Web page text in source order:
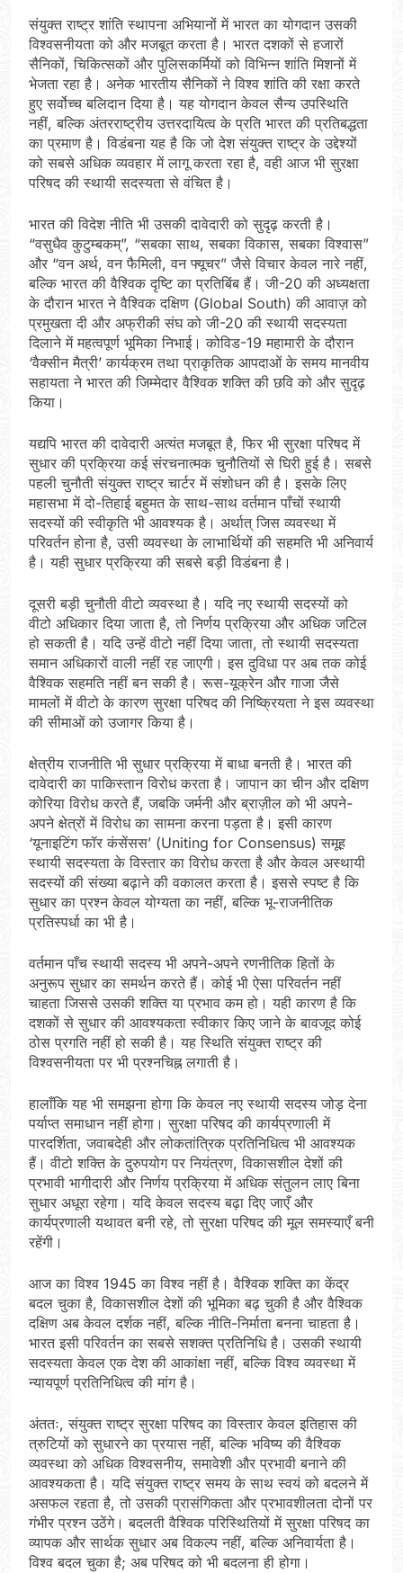
संयुक्त राष्ट्र शांति स्थापना अभियानों में भारत का योगदान उसकी
विश्वसनीयता को और मजबूत करता है। भारत दशकों से हजारों
सैनिकों, चिकित्सकों और पुलिसकर्मियों को विभिन्न शांति मिशनों में
भेजता रहा है। अनेक भारतीय सैनिकों ने विश्व शांति की रक्षा करते
हुए सर्वोच्च बलिदान दिया है। यह योगदान केवल सैन्य उपस्थिति
नहीं, बल्कि अंतरराष्ट्रीय उत्तरदायित्व के प्रति भारत की प्रतिबद्धता
का प्रमाण है। विडंबना यह है कि जो देश संयुक्त राष्ट्र के उद्देश्यों
को सबसे अधिक व्यवहार में लागू करता रहा है, वही आज भी सुरक्षा
परिषद की स्थायी सदस्यता से वंचित है।
भारत की विदेश नीति भी उसकी दावेदारी को सुदृढ़ करती है।
“वसुधैव कुटुम्बकम्”, “सबका साथ, सबका विकास, सबका विश्वास”
और “वन अर्थ, वन फैमिली, वन फ्यूचर” जैसे विचार केवल नारे नहीं,
बल्कि भारत की वैश्विक दृष्टि का प्रतिबिंब हैं। जी-20 की अध्यक्षता
के दौरान भारत ने वैश्विक दक्षिण (Global South) की आवाज़ को
प्रमुखता दी और अफ्रीकी संघ को जी-20 की स्थायी सदस्यता
दिलाने में महत्वपूर्ण भूमिका निभाई। कोविड-19 महामारी के दौरान
‘वैक्सीन मैत्री’ कार्यक्रम तथा प्राकृतिक आपदाओं के समय मानवीय
सहायता ने भारत की जिम्मेदार वैश्विक शक्ति की छवि को और सुदृढ़
किया।
यद्यपि भारत की दावेदारी अत्यंत मजबूत है, फिर भी सुरक्षा परिषद में
सुधार की प्रक्रिया कई संरचनात्मक चुनौतियों से घिरी हुई है। सबसे
पहली चुनौती संयुक्त राष्ट्र चार्टर में संशोधन की है। इसके लिए
महासभा में दो-तिहाई बहुमत के साथ-साथ वर्तमान पाँचों स्थायी
सदस्यों की स्वीकृति भी आवश्यक है। अर्थात् जिस व्यवस्था में
परिवर्तन होना है, उसी व्यवस्था के लाभार्थियों की सहमति भी अनिवार्य
है। यही सुधार प्रक्रिया की सबसे बड़ी विडंबना है।
दूसरी बड़ी चुनौती वीटो व्यवस्था है। यदि नए स्थायी सदस्यों को
वीटो अधिकार दिया जाता है, तो निर्णय प्रक्रिया और अधिक जटिल
हो सकती है। यदि उन्हें वीटो नहीं दिया जाता, तो स्थायी सदस्यता
समान अधिकारों वाली नहीं रह जाएगी। इस दुविधा पर अब तक कोई
वैश्विक सहमति नहीं बन सकी है। रूस-यूक्रेन और गाजा जैसे
मामलों में वीटो के कारण सुरक्षा परिषद की निष्क्रियता ने इस व्यवस्था
की सीमाओं को उजागर किया है।
क्षेत्रीय राजनीति भी सुधार प्रक्रिया में बाधा बनती है। भारत की
दावेदारी का पाकिस्तान विरोध करता है। जापान का चीन और दक्षिण
कोरिया विरोध करते हैं, जबकि जर्मनी और ब्राज़ील को भी अपने-
अपने क्षेत्रों में विरोध का सामना करना पड़ता है। इसी कारण
‘यूनाइटिंग फॉर कंसेंसस’ (Uniting for Consensus) समूह
स्थायी सदस्यता के विस्तार का विरोध करता है और केवल अस्थायी
सदस्यों की संख्या बढ़ाने की वकालत करता है। इससे स्पष्ट है कि
सुधार का प्रश्न केवल योग्यता का नहीं, बल्कि भू-राजनीतिक
प्रतिस्पर्धा का भी है।
वर्तमान पाँच स्थायी सदस्य भी अपने-अपने रणनीतिक हितों के
अनुरूप सुधार का समर्थन करते हैं। कोई भी ऐसा परिवर्तन नहीं
चाहता जिससे उसकी शक्ति या प्रभाव कम हो। यही कारण है कि
दशकों से सुधार की आवश्यकता स्वीकार किए जाने के बावजूद कोई
ठोस प्रगति नहीं हो सकी है। यह स्थिति संयुक्त राष्ट्र की
विश्वसनीयता पर भी प्रश्नचिह्न लगाती है।
हालाँकि यह भी समझना होगा कि केवल नए स्थायी सदस्य जोड़ देना
पर्याप्त समाधान नहीं होगा। सुरक्षा परिषद की कार्यप्रणाली में
पारदर्शिता, जवाबदेही और लोकतांत्रिक प्रतिनिधित्व भी आवश्यक
हैं। वीटो शक्ति के दुरुपयोग पर नियंत्रण, विकासशील देशों की
प्रभावी भागीदारी और निर्णय प्रक्रिया में अधिक संतुलन लाए बिना
सुधार अधूरा रहेगा। यदि केवल सदस्य बढ़ा दिए जाएँ और
कार्यप्रणाली यथावत बनी रहे, तो सुरक्षा परिषद की मूल समस्याएँ बनी
रहेंगी।
आज का विश्व 1945 का विश्व नहीं है। वैश्विक शक्ति का केंद्र
बदल चुका है, विकासशील देशों की भूमिका बढ़ चुकी है और वैश्विक
दक्षिण अब केवल दर्शक नहीं, बल्कि नीति-निर्माता बनना चाहता है।
भारत इसी परिवर्तन का सबसे सशक्त प्रतिनिधि है। उसकी स्थायी
सदस्यता केवल एक देश की आकांक्षा नहीं, बल्कि विश्व व्यवस्था में
न्यायपूर्ण प्रतिनिधित्व की मांग है।
अंततः, संयुक्त राष्ट्र सुरक्षा परिषद का विस्तार केवल इतिहास की
त्रुटियों को सुधारने का प्रयास नहीं, बल्कि भविष्य की वैश्विक
व्यवस्था को अधिक विश्वसनीय, समावेशी और प्रभावी बनाने की
आवश्यकता है। यदि संयुक्त राष्ट्र समय के साथ स्वयं को बदलने में
असफल रहता है, तो उसकी प्रासंगिकता और प्रभावशीलता दोनों पर
गंभीर प्रश्न उठेंगे। बदलती वैश्विक परिस्थितियों में सुरक्षा परिषद का
व्यापक और सार्थक सुधार अब विकल्प नहीं, बल्कि अनिवार्यता है।
विश्व बदल चुका है; अब परिषद को भी बदलना ही होगा।